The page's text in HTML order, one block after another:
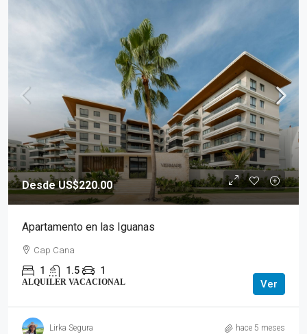
Desde US$220.00
Apartamento en las Iguanas
Cap Cana
1 1.5 1
ALQUILER VACACIONAL Ver
Lirka Segura hace 5 meses